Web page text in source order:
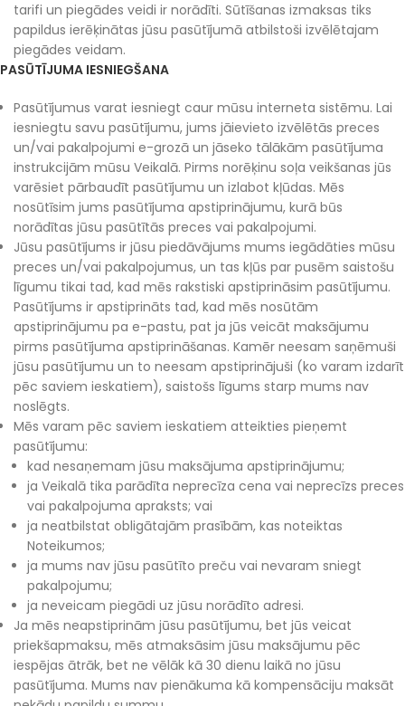
tarifi un piegādes veidi ir norādīti. Sūtīšanas izmaksas tiks
papildus ierēķinātas jūsu pasūtījumā atbilstoši izvēlētajam
piegādes veidam.
PASŪTĪJUMA IESNIEGŠANA
Pasūtījumus varat iesniegt caur mūsu interneta sistēmu. Lai
iesniegtu savu pasūtījumu, jums jāievieto izvēlētās preces
un/vai pakalpojumi e-grozā un jāseko tālākām pasūtījuma
instrukcijām mūsu Veikalā. Pirms norēķinu soļa veikšanas jūs
varēsiet pārbaudīt pasūtījumu un izlabot kļūdas. Mēs
nosūtīsim jums pasūtījuma apstiprinājumu, kurā būs
norādītas jūsu pasūtītās preces vai pakalpojumi.
Jūsu pasūtījums ir jūsu piedāvājums mums iegādāties mūsu
preces un/vai pakalpojumus, un tas kļūs par pusēm saistošu
līgumu tikai tad, kad mēs rakstiski apstiprināsim pasūtījumu.
Pasūtījums ir apstiprināts tad, kad mēs nosūtām
apstiprinājumu pa e-pastu, pat ja jūs veicāt maksājumu
pirms pasūtījuma apstiprināšanas. Kamēr neesam saņēmuši
jūsu pasūtījumu un to neesam apstiprinājuši (ko varam izdarīt
pēc saviem ieskatiem), saistošs līgums starp mums nav
noslēgts.
Mēs varam pēc saviem ieskatiem atteikties pieņemt
pasūtījumu:
kad nesaņemam jūsu maksājuma apstiprinājumu;
ja Veikalā tika parādīta neprecīza cena vai neprecīzs preces
vai pakalpojuma apraksts; vai
ja neatbilstat obligātajām prasībām, kas noteiktas
Noteikumos;
ja mums nav jūsu pasūtīto preču vai nevaram sniegt
pakalpojumu;
ja neveicam piegādi uz jūsu norādīto adresi.
Ja mēs neapstiprinām jūsu pasūtījumu, bet jūs veicat
priekšapmaksu, mēs atmaksāsim jūsu maksājumu pēc
iespējas ātrāk, bet ne vēlāk kā 30 dienu laikā no jūsu
pasūtījuma. Mums nav pienākuma kā kompensāciju maksāt